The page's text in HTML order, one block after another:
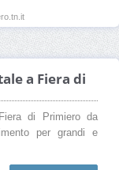
a Fiera di
di Primiero da
per grandi e